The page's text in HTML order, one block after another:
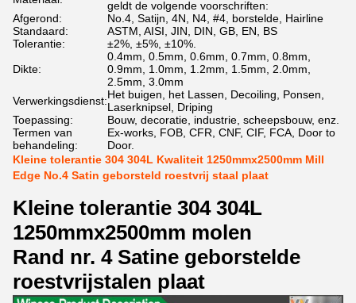
geldt de volgende voorschriften:
Afgerond:
No.4, Satijn, 4N, N4, #4, borstelde, Hairline
Standaard:
ASTM, AISI, JIN, DIN, GB, EN, BS
Tolerantie:
±2%, ±5%, ±10%.
Dikte:
0.4mm, 0.5mm, 0.6mm, 0.7mm, 0.8mm,
0.9mm, 1.0mm, 1.2mm, 1.5mm, 2.0mm,
2.5mm, 3.0mm
Verwerkingsdienst:Het buigen, het Lassen, Decoiling, Ponsen,
Laserknipsel, Driping
Toepassing:
Bouw, decoratie, industrie, scheepsbouw, enz.
Termen van
behandeling:
Ex-works, FOB, CFR, CNF, CIF, FCA, Door to
Door.
Kleine tolerantie 304 304L Kwaliteit 1250mmx2500mm Mill
Edge No.4 Satin geborsteld roestvrij staal plaat
Kleine tolerantie 304 304L
1250mmx2500mm molen
Rand nr. 4 Satine geborstelde
roestvrijstalen plaat